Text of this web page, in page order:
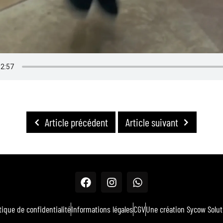
Article précédent Article suivant
de confidentialitéInformations légalesCGVUne création Sycow